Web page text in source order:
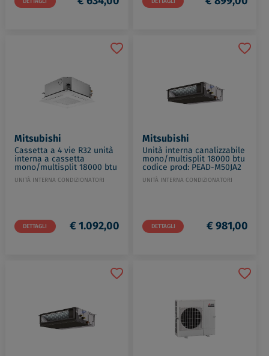
Mitsubishi
Cassetta a 4 vie R32 unità
interna a cassetta
mono/multisplit 18000 btu
codice prod: SLZ-M50FA2
UNITÀ INTERNA CONDIZIONATORI
DETTAGLI € 1.092,00
Mitsubishi
Unità interna canalizzabile
mono/multisplit 18000 btu
codice prod: PEAD-M50JA2
UNITÀ INTERNA CONDIZIONATORI
DETTAGLI € 981,00